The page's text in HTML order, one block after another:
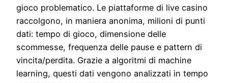
gioco problematico. Le piattaforme di live casino
raccolgono, in maniera anonima, milioni di punti
dati: tempo di gioco, dimensione delle
scommesse, frequenza delle pause e pattern di
vincita/perdita. Grazie a algoritmi di machine
learning, questi dati vengono analizzati in tempo